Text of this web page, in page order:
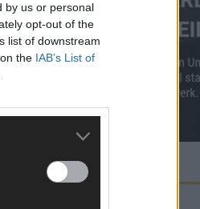
by us or personal
opt-out of the
list of downstream
the IAB’s List of
CHECK UNS AUF FACEBOOK